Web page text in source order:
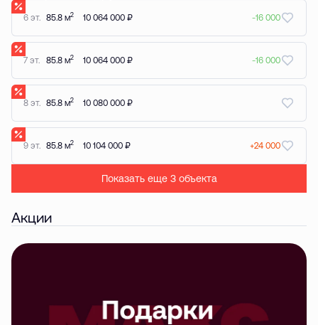
6 эт. 85.8 м2 10 064 000 ₽ -16 000
7 эт. 85.8 м2 10 064 000 ₽ -16 000
8 эт. 85.8 м2 10 080 000 ₽
9 эт. 85.8 м2 10 104 000 ₽ +24 000
Показать еще 3 объектa
Акции